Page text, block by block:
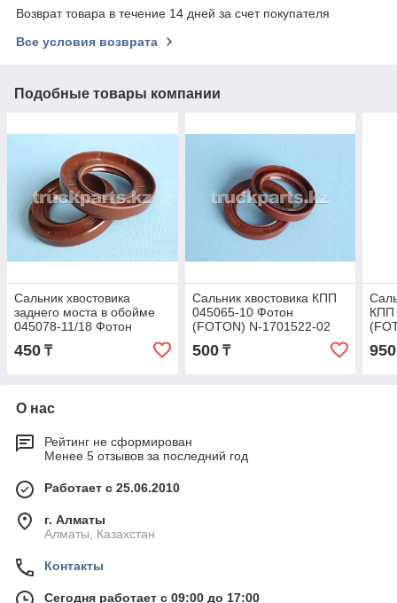
Возврат товара в течение 14 дней за счет покупателя
Все условия возврата
Подобные товары компании
Сальник хвостовика
заднего моста в обойме
045078-11/18 Фотон
(FOTON) 1030-
2402052/3CD
450 ₸
Сальник хвостовика КПП
045065-10 Фотон
(FOTON) N-1701522-02
500₸
КПП
950
О нас
Рейтинг не сформирован
Менее 5 отзывов за последний год
Работает с 25.06.2010
г. Алматы
Алматы, Казахстан
Контакты
Сегодня работает с 09:00 до 17:00